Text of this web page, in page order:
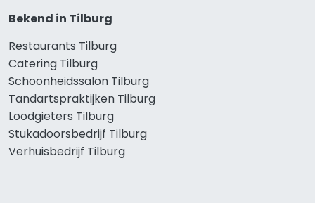
Bekend in Tilburg
Restaurants Tilburg
Catering Tilburg
Schoonheidssalon Tilburg
Tandartspraktijken Tilburg
Loodgieters Tilburg
Stukadoorsbedrijf Tilburg
Verhuisbedrijf Tilburg